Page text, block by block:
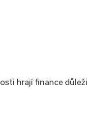
hrají finance